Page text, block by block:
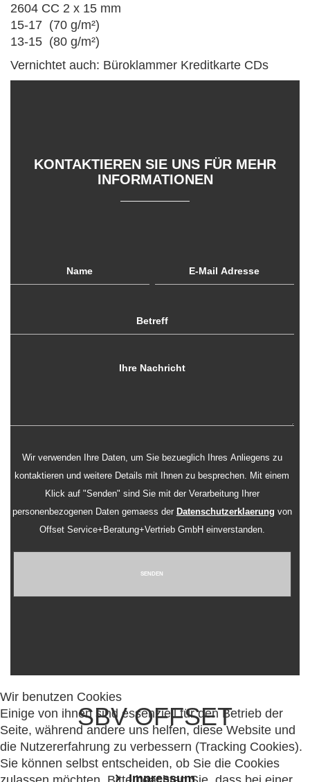
2604 CC 2 x 15 mm
15-17 (70 g/m²)
13-15 (80 g/m²)
Vernichtet auch: Büroklammer Kreditkarte CDs
KONTAKTIEREN SIE UNS FÜR MEHR
INFORMATIONEN
Wir verwenden Ihre Daten, um Sie bezueglich Ihres Anliegens zu
kontaktieren und weitere Details mit Ihnen zu besprechen. Mit einem
Klick auf "Senden" sind Sie mit der Verarbeitung Ihrer
personenbezogenen Daten gemaess der Datenschutzerklaerung von
Offset Service+Beratung+Vertrieb GmbH einverstanden.
SENDEN
SBV OFFSET
Impressum
Wir benutzen Cookies
Einige von ihnen sind essenziell für den Betrieb der
Seite, während andere uns helfen, diese Website und
die Nutzererfahrung zu verbessern (Tracking Cookies).
Sie können selbst entscheiden, ob Sie die Cookies